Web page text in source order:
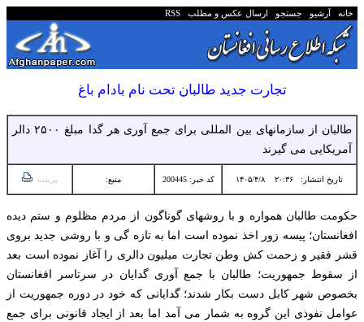
خانه آرشیو جستجو ارسال عکس و مطلب RSS
تجارت جدید طالبان تحت نام بادام باغ
طالبان از سازمانهای بین المللی برای جمع آوری هر گدا مبلغ ۲۵۰۰ دالر
آمریکایی می گیرند
تاریخ انتشار: ۲۰:۳۶ ۱۴۰۵/۴/۸ کد خبر: 200445 منبع: پرینت
حکومت طالبان همواره و با روشهای گوناگون از مردم مظلوم و ستم دیده
افغانستان؛ پیسه زور اخذ نموده است اما به تازه گی و با روشی جدید بروی
قشر فقیر و زحمت کش وطن تجارت میلیون دالری را آغاز نموده است بعد
از سقوط جمهوریت؛ طالبان با جمع آوری گدایان در سرتاسر افغانستان
بخصوص شهر کابل دست بکار شدند؛ گدایانی که خود در دوره جمهوریت از
عوامل نفوذی این گروه به شمار می آمد اما بعد از ایجاد قانونی برای جمع